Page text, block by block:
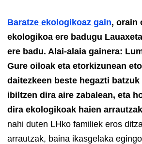
Baratze ekologikoaz gain, orain
ekologikoa ere badugu
ere badu. Alai-alaia gainera:
Gure oiloak eta etorkizunean
daitezkeen beste hegazti batzuk
ibiltzen dira aire zabalean, eta
dira ekologikoak haien
nahi duten LHko familiek eros
arrautzak, baina ikasgelaka